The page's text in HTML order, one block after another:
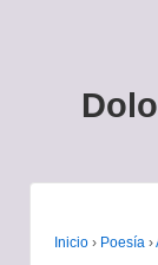
Inicio › Poesía ›